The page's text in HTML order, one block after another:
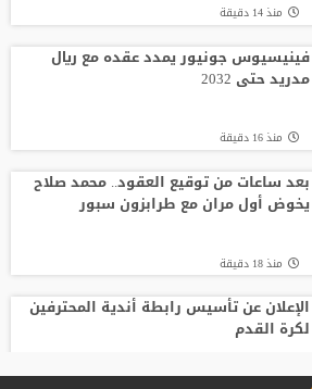
تصريح رسمي يعقد مهمة برشلونة في
صفقة المستقبل
صدام في تدريبات أتلتيكو.. ألفاريز يطالب
سيميوني بتسهيل رحيله لبرشلونة
منذ 14 دقيقة
فينيسيوس جونيور يمدد عقده مع ريال
مدريد حتى 2032
منذ 16 دقيقة
بعد ساعات من توقيع العقود.. محمد صلاح
يخوض أول مران مع طرابزون سبور
منذ 18 دقيقة
الإعلان عن تأسيس رابطة أندية المحترفين
لكرة القدم